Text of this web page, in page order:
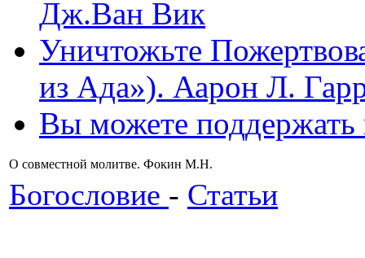
Дж.Ван Вик
Уничтожьте
из Ада»). Аарон Л.
Вы можете
О совместной молитве. Фокин М.Н.
Богословие - Статьи